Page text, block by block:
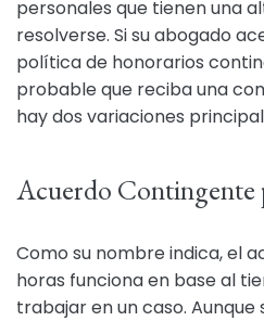
personales que tienen una
resolverse. Si su abogado
política de honorarios
probable que reciba una
hay dos variaciones
Acuerdo Contingente
Como su nombre indica, el
horas funciona en base al
trabajar en un caso.